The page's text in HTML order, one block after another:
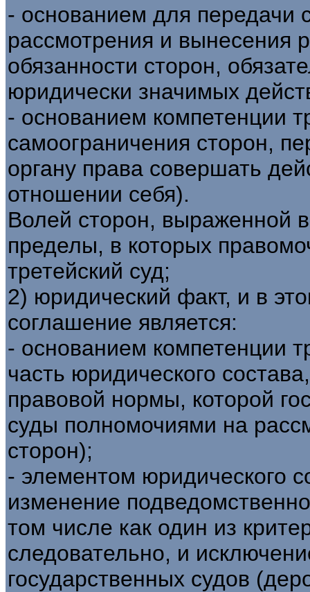
- основанием для передачи
рассмотрения и вынесения
обязанности сторон,
юридически значимых
- основанием компетенции
самоограничения сторон,
органу права совершать
отношении себя).
Волей сторон, выраженной
пределы, в которых
третейский суд;
2) юридический факт, и в
соглашение является:
- основанием компетенции
часть юридического
правовой нормы, которой
суды полномочиями на
сторон);
- элементом юридического
изменение
том числе как один из
следовательно, и
государственных судов